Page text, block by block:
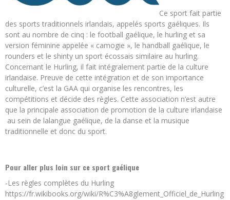
Ce sport fait partie
des sports traditionnels irlandais, appelés sports gaéliques. Ils
sont au nombre de cinq : le football gaélique, le hurling et sa
version féminine appelée « camogie », le handball gaélique, le
rounders et le shinty un sport écossais similaire au hurling.
Concernant le Hurling, il fait intégralement partie de la culture
irlandaise. Preuve de cette intégration et de son importance
culturelle, c’est la GAA qui organise les rencontres, les
compétitions et décide des règles. Cette association n’est autre
que la principale association de promotion de la culture irlandaise
au sein de lalangue gaélique, de la danse et la musique
traditionnelle et donc du sport.
Pour aller plus loin sur ce sport gaélique
-Les règles complètes du Hurling
https://fr.wikibooks.org/wiki/R%C3%A8glement_Officiel_de_Hurling